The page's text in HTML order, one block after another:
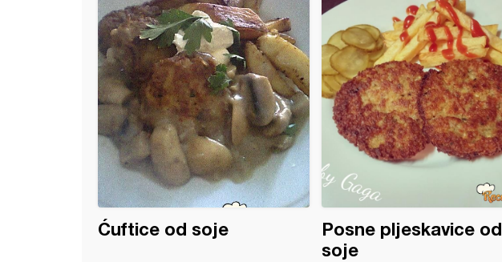
Ćuftice od soje
Posne pljeskavice od
soje